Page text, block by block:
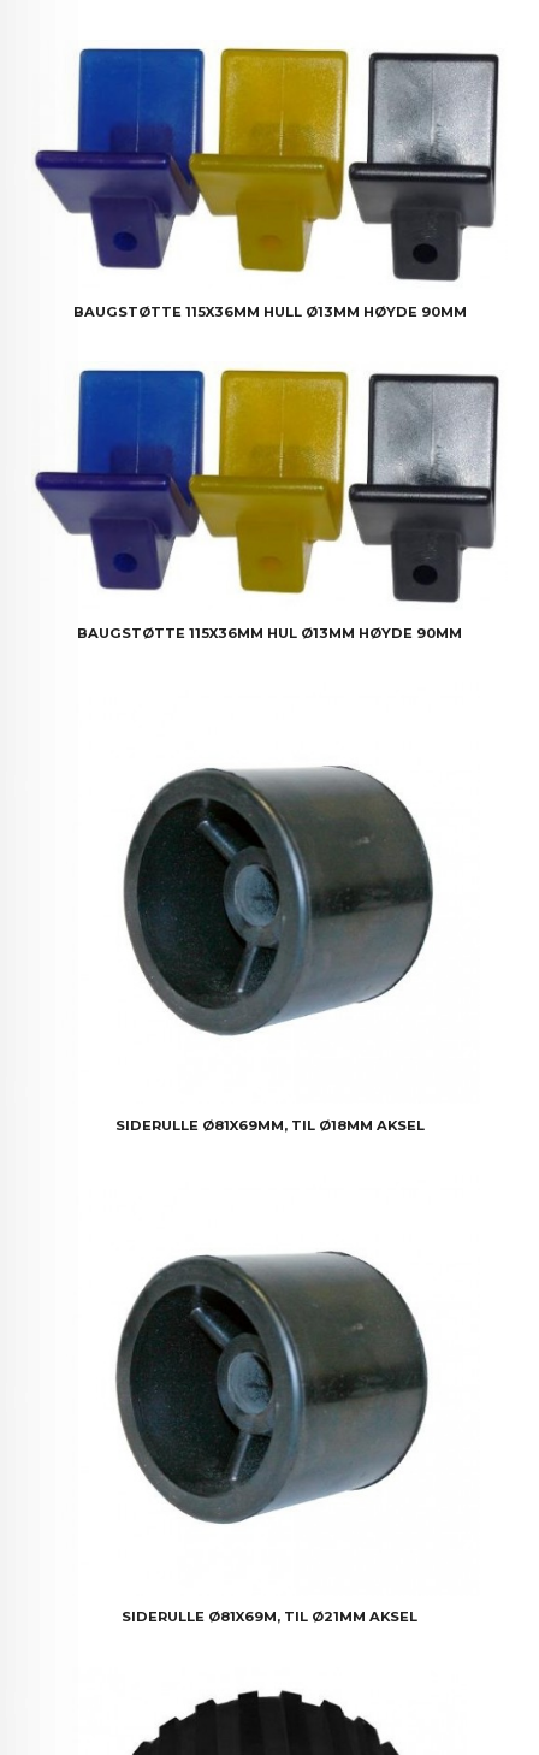
BAUGSTØTTE 115X36MM HULL Ø13MM HØYDE 90MM
BAUGSTØTTE 115X36MM HUL Ø13MM HØYDE 90MM
SIDERULLE Ø81X69MM, TIL Ø18MM AKSEL
SIDERULLE Ø81X69M, TIL Ø21MM AKSEL